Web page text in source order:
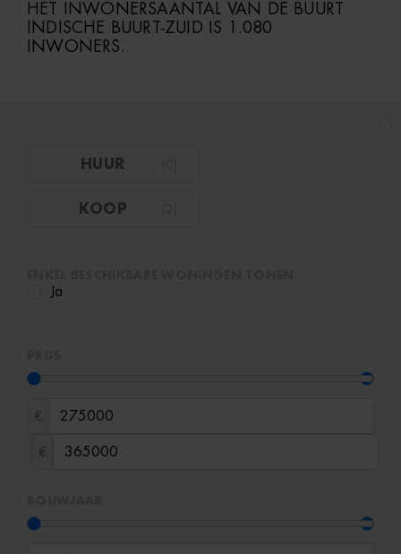
HET INWONERSAANTAL VAN DE BUURT
INDISCHE BUURT-ZUID IS 1.080
INWONERS.
HUUR
KOOP
Ja
€
€